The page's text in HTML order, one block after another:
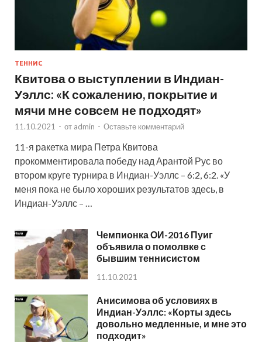
ТЕННИС
Квитова о выступлении в Индиан-
Уэллс: «К сожалению, покрытие и
мячи мне совсем не подходят»
11.10.2021 - от admin - Оставьте комментарий
11-я ракетка мира Петра Квитова
прокомментировала победу над Арантой Рус во
втором круге турнира в Индиан-Уэллс – 6:2, 6:2. «У
меня пока не было хороших результатов здесь, в
Индиан-Уэллс – …
Чемпионка ОИ-2016 Пуиг
объявила о помолвке с
бывшим теннисистом
11.10.2021
Анисимова об условиях в
Индиан-Уэллс: «Корты здесь
довольно медленные, и мне это
подходит»